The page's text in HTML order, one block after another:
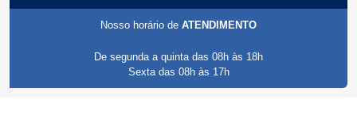
Nosso horário de ATENDIMENTO
De segunda a quinta das 08h às 18h
Sexta das 08h às 17h